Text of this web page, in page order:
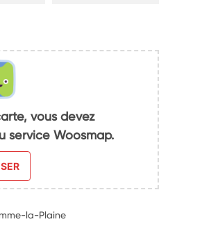
vous devez
service Woosmap.
la-Plaine